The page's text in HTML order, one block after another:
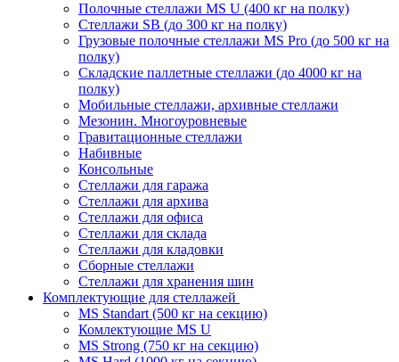
Полочные стеллажи MS U (400 кг на полку)
Стеллажи SB (до 300 кг на полку)
Грузовые полочные стеллажи MS Pro (до 500 кг на
полку)
Складские паллетные стеллажи (до 4000 кг на
полку)
Мобильные стеллажи, архивные стеллажи
Мезонин. Многоуровневые
Гравитационные стеллажи
Набивные
Консольные
Стеллажи для гаража
Стеллажи для архива
Стеллажи для офиса
Стеллажи для склада
Стеллажи для кладовки
Сборные стеллажи
Стеллажи для хранения шин
Комплектующие для стеллажей
MS Standart (500 кг на секцию)
Комлектующие MS U
MS Strong (750 кг на секцию)